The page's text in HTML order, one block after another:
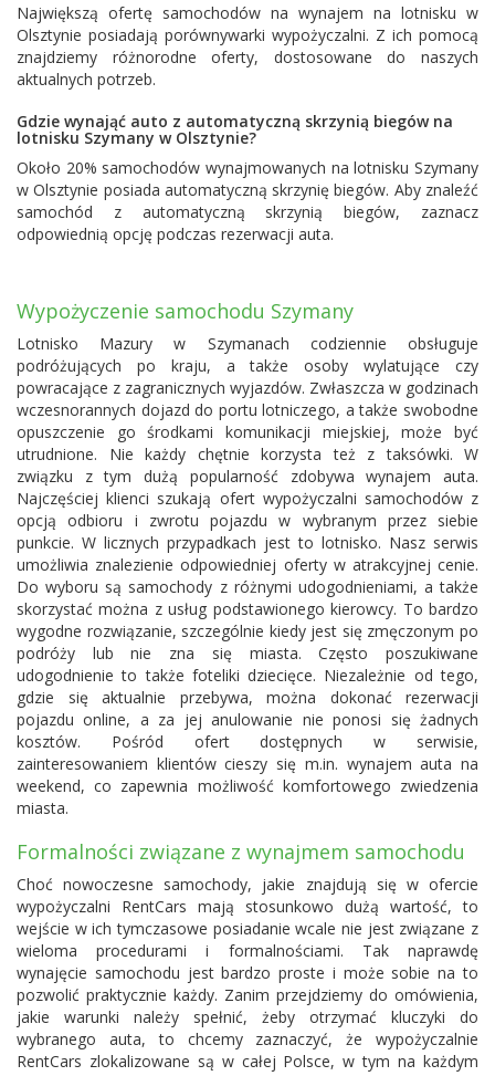
Największą ofertę samochodów na wynajem na lotnisku w
Olsztynie posiadają porównywarki wypożyczalni. Z ich pomocą
znajdziemy różnorodne oferty, dostosowane do naszych
aktualnych potrzeb.
Gdzie wynająć auto z automatyczną skrzynią biegów na
lotnisku Szymany w Olsztynie?
Około 20% samochodów wynajmowanych na lotnisku Szymany
w Olsztynie posiada automatyczną skrzynię biegów. Aby znaleźć
samochód z automatyczną skrzynią biegów, zaznacz
odpowiednią opcję podczas rezerwacji auta.
Wypożyczenie samochodu Szymany
Lotnisko Mazury w Szymanach codziennie obsługuje
podróżujących po kraju, a także osoby wylatujące czy
powracające z zagranicznych wyjazdów. Zwłaszcza w godzinach
wczesnorannych dojazd do portu lotniczego, a także swobodne
opuszczenie go środkami komunikacji miejskiej, może być
utrudnione. Nie każdy chętnie korzysta też z taksówki. W
związku z tym dużą popularność zdobywa wynajem auta.
Najczęściej klienci szukają ofert wypożyczalni samochodów z
opcją odbioru i zwrotu pojazdu w wybranym przez siebie
punkcie. W licznych przypadkach jest to lotnisko. Nasz serwis
umożliwia znalezienie odpowiedniej oferty w atrakcyjnej cenie.
Do wyboru są samochody z różnymi udogodnieniami, a także
skorzystać można z usług podstawionego kierowcy. To bardzo
wygodne rozwiązanie, szczególnie kiedy jest się zmęczonym po
podróży lub nie zna się miasta. Często poszukiwane
udogodnienie to także foteliki dziecięce. Niezależnie od tego,
gdzie się aktualnie przebywa, można dokonać rezerwacji
pojazdu online, a za jej anulowanie nie ponosi się żadnych
kosztów. Pośród ofert dostępnych w serwisie,
zainteresowaniem klientów cieszy się m.in. wynajem auta na
weekend, co zapewnia możliwość komfortowego zwiedzenia
miasta.
Formalności związane z wynajmem samochodu
Choć nowoczesne samochody, jakie znajdują się w ofercie
wypożyczalni RentCars mają stosunkowo dużą wartość, to
wejście w ich tymczasowe posiadanie wcale nie jest związane z
wieloma procedurami i formalnościami. Tak naprawdę
wynajęcie samochodu jest bardzo proste i może sobie na to
pozwolić praktycznie każdy. Zanim przejdziemy do omówienia,
jakie warunki należy spełnić, żeby otrzymać kluczyki do
wybranego auta, to chcemy zaznaczyć, że wypożyczalnie
RentCars zlokalizowane są w całej Polsce, w tym na każdym